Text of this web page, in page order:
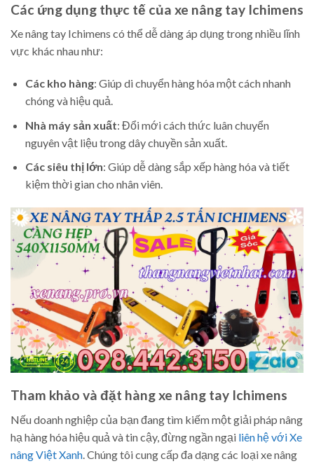
Các ứng dụng thực tế của xe nâng tay Ichimens
Xe nâng tay Ichimens có thể dễ dàng áp dụng trong nhiều lĩnh
vực khác nhau như:
Các kho hàng: Giúp di chuyển hàng hóa một cách nhanh
chóng và hiệu quả.
Nhà máy sản xuất: Đổi mới cách thức luân chuyển
nguyên vật liệu trong dây chuyền sản xuất.
Các siêu thị lớn: Giúp dễ dàng sắp xếp hàng hóa và tiết
kiệm thời gian cho nhân viên.
Tham khảo và đặt hàng xe nâng tay Ichimens
Nếu doanh nghiệp của bạn đang tìm kiếm một giải pháp nâng
hạ hàng hóa hiệu quả và tin cậy, đừng ngần ngại liên hệ với Xe
nâng Việt Xanh. Chúng tôi cung cấp đa dạng các loại xe nâng